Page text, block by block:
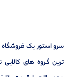
سرو استور یک فروشگاه
ترین گروه های